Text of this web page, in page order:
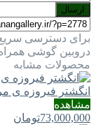
ارسال
برای دسترسی سریع
دروبین گوشی
محصولات مشابه
انگشتر فیروزه ی
مشاهده
73,000,000تومان